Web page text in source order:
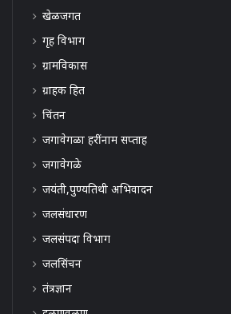
खेळजगत
गृह विभाग
ग्रामविकास
ग्राहक हित
चिंतन
जगावेगळा हरींनाम सप्ताह
जगावेगळे
जयंती,पुण्यतिथी अभिवादन
जलसंधारण
जलसंपदा विभाग
जलसिंचन
तंत्रज्ञान